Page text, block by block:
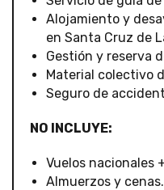
Alojamiento y
en Santa Cruz de
Gestión y reserva
Material colectivo
Seguro de
NO INCLUYE:
Vuelos nacionales
Almuerzos y cenas.